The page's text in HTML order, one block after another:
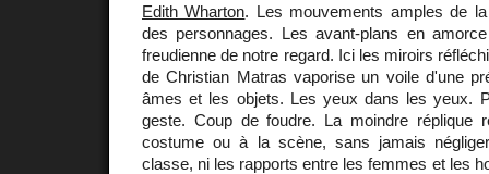
Edith Wharton. Les mouvements amples de
des personnages. Les avant-plans en
freudienne de notre regard. Ici les miroirs
de Christian Matras vaporise un voile d'une
âmes et les objets. Les yeux dans les yeux.
geste. Coup de foudre. La moindre réplique
costume ou à la scène, sans jamais
classe, ni les rapports entre les femmes et les